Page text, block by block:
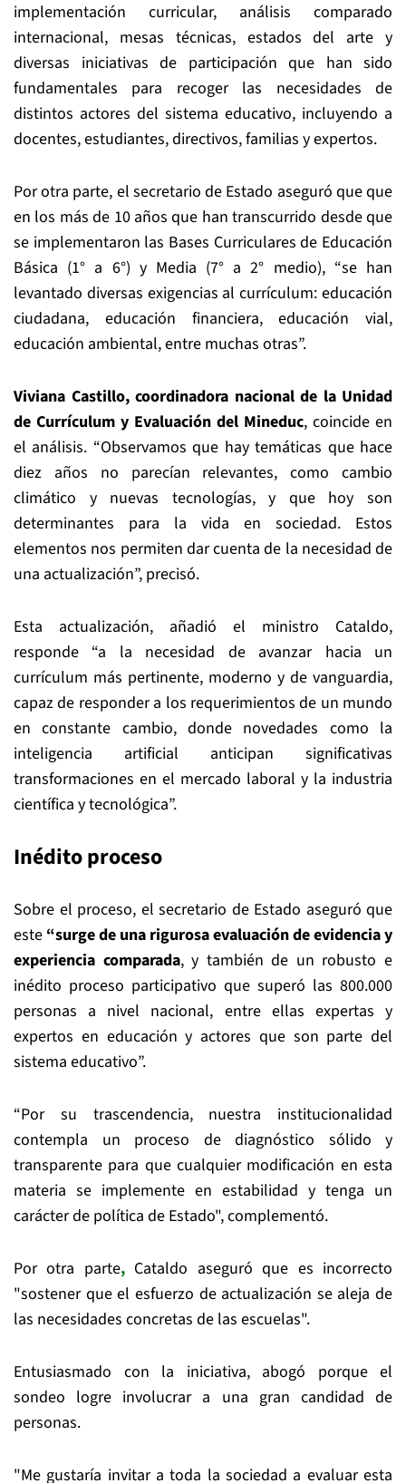
implementación curricular, análisis comparado
internacional, mesas técnicas, estados del arte y
diversas iniciativas de participación que han sido
fundamentales para recoger las necesidades de
distintos actores del sistema educativo, incluyendo a
docentes, estudiantes, directivos, familias y expertos.
Por otra parte, el secretario de Estado aseguró que que
en los más de 10 años que han transcurrido desde que
se implementaron las Bases Curriculares de Educación
Básica (1° a 6°) y Media (7° a 2° medio), “se han
levantado diversas exigencias al currículum: educación
ciudadana, educación financiera, educación vial,
educación ambiental, entre muchas otras”.
Viviana Castillo, coordinadora nacional de la Unidad
de Currículum y Evaluación del Mineduc, coincide en
el análisis. “Observamos que hay temáticas que hace
diez años no parecían relevantes, como cambio
climático y nuevas tecnologías, y que hoy son
determinantes para la vida en sociedad. Estos
elementos nos permiten dar cuenta de la necesidad de
una actualización”, precisó.
Esta actualización, añadió el ministro Cataldo,
responde “a la necesidad de avanzar hacia un
currículum más pertinente, moderno y de vanguardia,
capaz de responder a los requerimientos de un mundo
en constante cambio, donde novedades como la
inteligencia artificial anticipan significativas
transformaciones en el mercado laboral y la industria
científica y tecnológica”.
Inédito proceso
Sobre el proceso, el secretario de Estado aseguró que
este “surge de una rigurosa evaluación de evidencia y
experiencia comparada, y también de un robusto e
inédito proceso participativo que superó las 800.000
personas a nivel nacional, entre ellas expertas y
expertos en educación y actores que son parte del
sistema educativo”.
“Por su trascendencia, nuestra institucionalidad
contempla un proceso de diagnóstico sólido y
transparente para que cualquier modificación en esta
materia se implemente en estabilidad y tenga un
carácter de política de Estado", complementó.
Por otra parte,Cataldo aseguró que es incorrecto
"sostener que el esfuerzo de actualización se aleja de
las necesidades concretas de las escuelas".
Entusiasmado con la iniciativa, abogó porque el
sondeo logre involucrar a una gran candidad de
personas.
"Me gustaría invitar a toda la sociedad a evaluar esta